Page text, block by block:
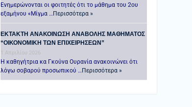
Ενημερώνονται οι φοιτητές ότι το μάθημα του 2ου
εξαμήνου «Μίγμα … Περισσότερα »
ΕΚΤΑΚΤΗ ΑΝΑΚΟΙΝΩΣΗ ΑΝΑΒΟΛΗΣ ΜΑΘΗΜΑΤΟΣ
“ΟΙΚΟΝΟΜΙΚΗ ΤΩΝ ΕΠΙΧΕΙΡΗΣΕΩΝ”
1 Απριλίου 2026
Η καθηγήτρια κα Γκούνα Ουρανία ανακοινώνει ότι
λόγω σοβαρού προσωπικού … Περισσότερα »